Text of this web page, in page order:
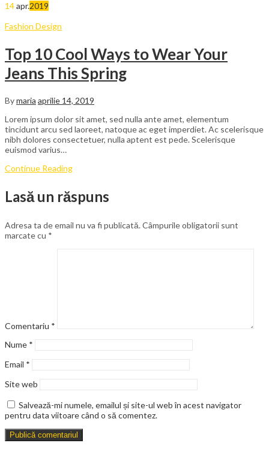
14apr.2019
Fashion Design
Top 10 Cool Ways to Wear Your
Jeans This Spring
Bymaria aprilie 14, 2019
Lorem ipsum dolor sit amet, sed nulla ante amet, elementum
tincidunt arcu sed laoreet, natoque ac eget imperdiet. Ac scelerisque
nibh dolores consectetuer, nulla aptent est pede. Scelerisque
euismod varius…
Continue Reading
Lasă un răspuns
Adresa ta de email nu va fi publicată.Câmpurile obligatorii sunt
marcate cu *
Comentariu *
Nume *
Email *
Site web
Salvează-mi numele, emailul și site-ul web în acest navigator
pentru data viitoare când o să comentez.